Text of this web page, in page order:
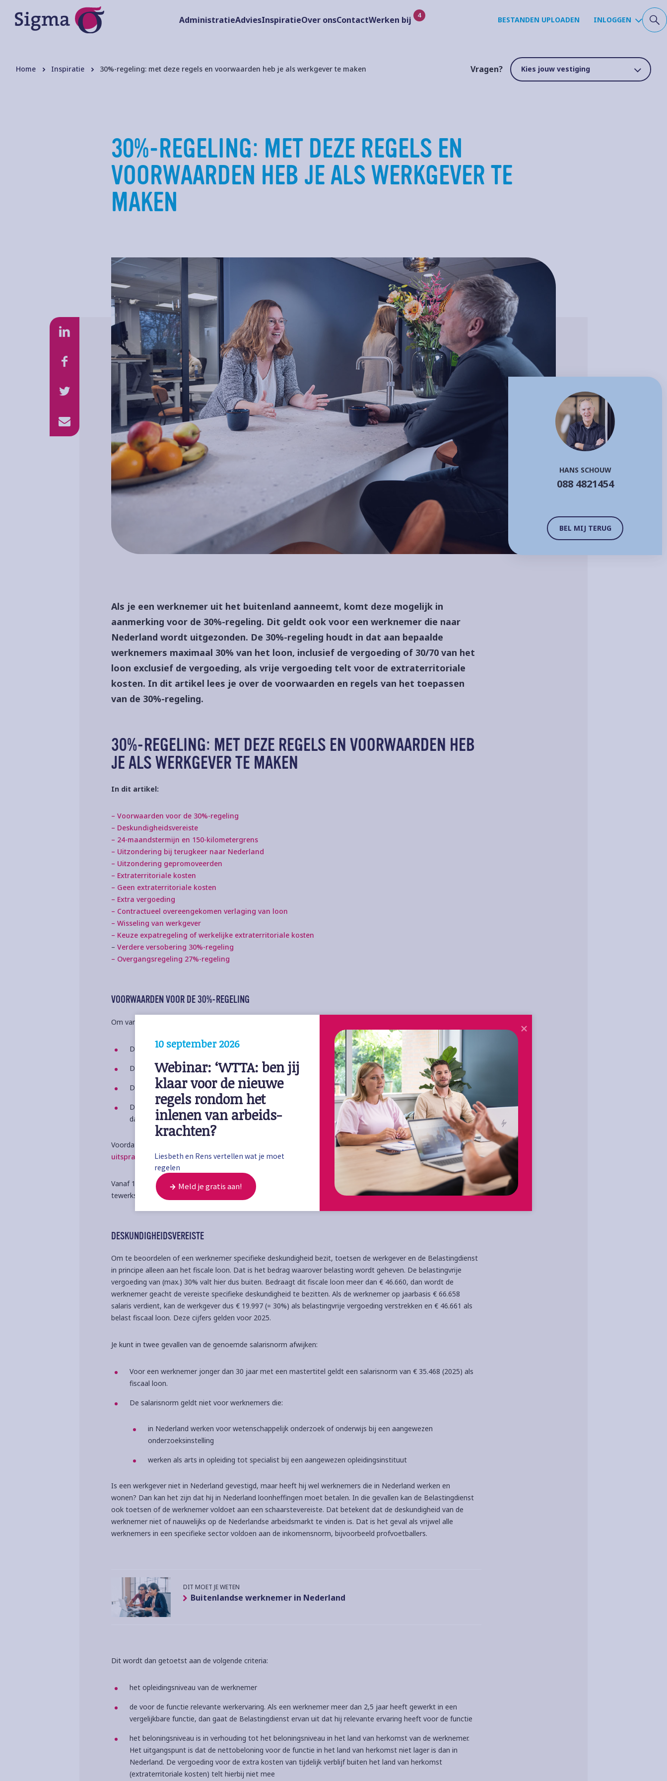
AdministratieAdviesInspiratieOver onsContactWerken bij BESTANDEN UPLOADEN INLOGGEN
Home Inspiratie 30%-regeling: met deze regels en voorwaarden heb je als werkgever te maken Vragen?
30%-REGELING: MET DEZE REGELS EN
VOORWAARDEN HEB JE ALS WERKGEVER TE
MAKEN
Als je een werknemer uit het buitenland aanneemt, komt deze mogelijk in
aanmerking voor de 30%-regeling. Dit geldt ook voor een werknemer die naar
Nederland wordt uitgezonden. De 30%-regeling houdt in dat aan bepaalde
werknemers maximaal 30% van het loon, inclusief de vergoeding of 30/70 van het
loon exclusief de vergoeding, als vrije vergoeding telt voor de extraterritoriale
kosten. In dit artikel lees je over de voorwaarden en regels van het toepassen
van de 30%-regeling.
30%-REGELING: MET DEZE REGELS EN VOORWAARDEN HEB
JE ALS WERKGEVER TE MAKEN
In dit artikel:
– Voorwaarden voor de 30%-regeling
– Deskundigheidsvereiste
– 24-maandstermijn en 150-kilometergrens
– Uitzondering bij terugkeer naar Nederland
– Uitzondering gepromoveerden
– Extraterritoriale kosten
– Geen extraterritoriale kosten
– Extra vergoeding
– Contractueel overeengekomen verlaging van loon
– Wisseling van werkgever
– Keuze expatregeling of werkelijke extraterritoriale kosten
– Verdere versobering 30%-regeling
– Overgangsregeling 27%-regeling
VOORWAARDEN VOOR DE 30%-REGELING
Om van de 30%-regeling gebruik te kunnen maken, gelden de volgende voorwaarden:
De werknemer heeft een dienstbetrekking
De werknemer heeft een specifieke deskundigheid
De werknemer heeft een geldige beschikking
De werknemer woont in de 24 maanden vóór het aangaan van de arbeidsovereenkomst hemelsbreed meer
dan 150 kilometer van de Nederlandse grens
Voordat de arbeidsovereenkomst tot stand komt moet je bovenstaande voorwaarden toetsen. Dat blijkt uit een
uitspraak
van de Hoge Raad.
Vanaf 1 januari 2019 kan je de regeling toekennen voor een maximale periode van vijf jaar. Periodes van eerdere
tewerkstelling of verblijf in Nederland kunnen op de looptijd worden gekort.
DESKUNDIGHEIDSVEREISTE
Om te beoordelen of een werknemer specifieke deskundigheid bezit, toetsen de werkgever en de Belastingdienst
in principe alleen aan het fiscale loon. Dat is het bedrag waarover belasting wordt geheven. De belastingvrije
vergoeding van (max.) 30% valt hier dus buiten. Bedraagt dit fiscale loon meer dan € 46.660, dan wordt de
werknemer geacht de vereiste specifieke deskundigheid te bezitten. Als de werknemer op jaarbasis € 66.658
salaris verdient, kan de werkgever dus € 19.997 (= 30%) als belastingvrije vergoeding verstrekken en € 46.661 als
belast fiscaal loon. Deze cijfers gelden voor 2025.
Je kunt in twee gevallen van de genoemde salarisnorm afwijken:
Voor een werknemer jonger dan 30 jaar met een mastertitel geldt een salarisnorm van € 35.468 (2025) als
fiscaal loon.
De salarisnorm geldt niet voor werknemers die:
in Nederland werken voor wetenschappelijk onderzoek of onderwijs bij een aangewezen
onderzoeksinstelling
werken als arts in opleiding tot specialist bij een aangewezen opleidingsinstituut
Is een werkgever niet in Nederland gevestigd, maar heeft hij wel werknemers die in Nederland werken en
wonen? Dan kan het zijn dat hij in Nederland loonheffingen moet betalen. In die gevallen kan de Belastingdienst
ook toetsen of de werknemer voldoet aan een schaarstevereiste. Dat betekent dat de deskundigheid van de
werknemer niet of nauwelijks op de Nederlandse arbeidsmarkt te vinden is. Dat is het geval als vrijwel alle
werknemers in een specifieke sector voldoen aan de inkomensnorm, bijvoorbeeld profvoetballers.
DIT MOET JE WETEN
Buitenlandse werknemer in Nederland
Dit wordt dan getoetst aan de volgende criteria:
het opleidingsniveau van de werknemer
de voor de functie relevante werkervaring. Als een werknemer meer dan 2,5 jaar heeft gewerkt in een
vergelijkbare functie, dan gaat de Belastingdienst ervan uit dat hij relevante ervaring heeft voor de functie
het beloningsniveau is in verhouding tot het beloningsniveau in het land van herkomst van de werknemer.
Het uitgangspunt is dat de nettobeloning voor de functie in het land van herkomst niet lager is dan in
Nederland. De vergoeding voor de extra kosten van tijdelijk verblijf buiten het land van herkomst
(extraterritoriale kosten) telt hierbij niet mee
HANS SCHOUW
088 4821454
BEL MIJ TERUG
Liesbeth en Rens vertellen wat je moet
regelen
10 september 2026
Webinar: ‘WTTA: ben jij
klaar voor de nieuwe
regels rondom het
inlenen van arbeids-
krachten?
Meld je gratis aan!